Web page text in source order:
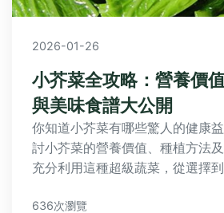
2026-01-26
小芥菜全攻略：營養價
與美味食譜大公開
你知道小芥菜有哪些驚人的健康
討小芥菜的營養價值、種植方法
充分利用這種超級蔬菜，從選擇
636次瀏覽